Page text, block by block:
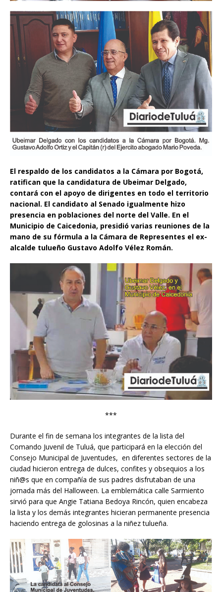
El respaldo de los candidatos a la Cámara por Bogotá,
ratifican que la candidatura de Ubeimar Delgado,
contará con el apoyo de dirigentes en todo el territorio
nacional. El candidato al Senado igualmente hizo
presencia en poblaciones del norte del Valle. En el
Municipio de Caicedonia, presidió varias reuniones de la
mano de su fórmula a la Cámara de Representes el ex-
alcalde tulueño Gustavo Adolfo Vélez Román.
***
Durante el fin de semana los integrantes de la lista del
Comando Juvenil de Tuluá, que participará en la elección del
Consejo Municipal de Juventudes, en diferentes sectores de la
ciudad hicieron entrega de dulces, confites y obsequios a los
niñ@s que en compañía de sus padres disfrutaban de una
jornada más del Halloween. La emblemática calle Sarmiento
sirvió para que Angie Tatiana Bedoya Rincón, quien encabeza
la lista y los demás integrantes hicieran permanente presencia
haciendo entrega de golosinas a la niñez tulueña.